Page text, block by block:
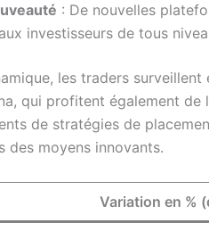
: De nouvelles
investisseurs de tous
les traders
qui profitent également
de stratégies de
des moyens innovants.
Variation en %